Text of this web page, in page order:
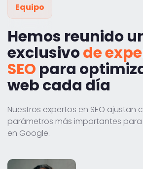
Equipo
Hemos reunido
exclusivode
SEO para
web cada día
Nuestros expertos en SEO ajustan
parámetros más importantes para
en Google.